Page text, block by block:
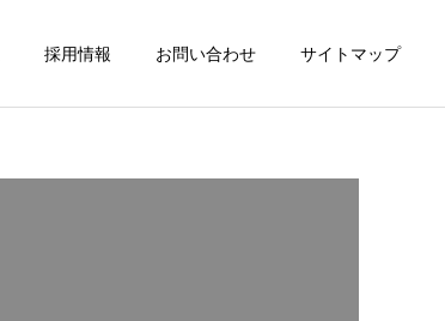
採用情報 お問い合わせ サイトマップ